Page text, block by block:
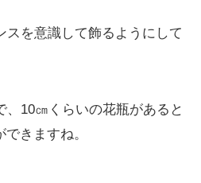
スを意識して飾るようにして
、10㎝くらいの花瓶があると
きますね。